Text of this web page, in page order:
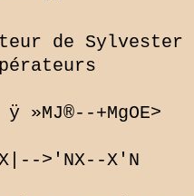
de Sylvester
»MJ®--+MgOE>
>'NX--X'N